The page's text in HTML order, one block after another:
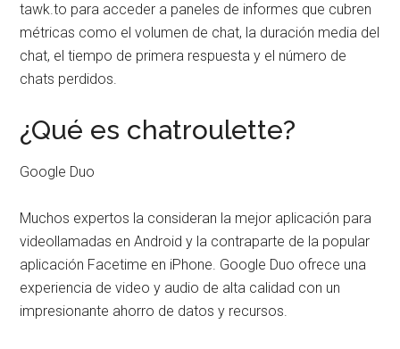
tawk.to para acceder a paneles de informes que cubren
métricas como el volumen de chat, la duración media del
chat, el tiempo de primera respuesta y el número de
chats perdidos.
¿Qué es chatroulette?
Google Duo
Muchos expertos la consideran la mejor aplicación para
videollamadas en Android y la contraparte de la popular
aplicación Facetime en iPhone. Google Duo ofrece una
experiencia de video y audio de alta calidad con un
impresionante ahorro de datos y recursos.